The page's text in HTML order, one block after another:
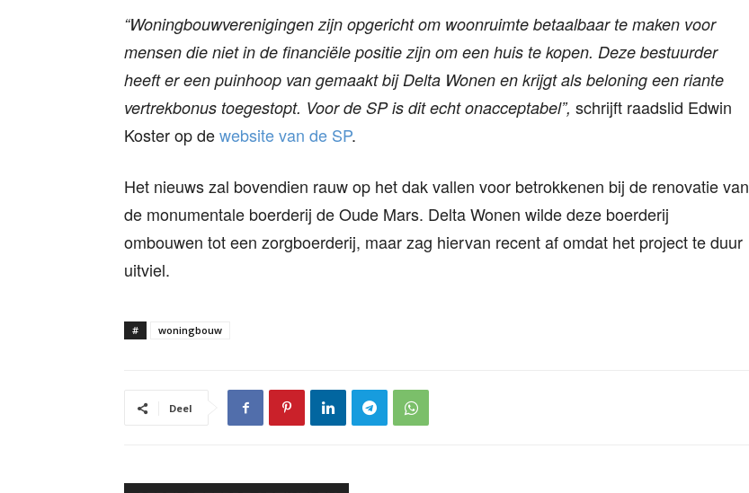
“Woningbouwverenigingen zijn opgericht om woonruimte betaalbaar te maken voor
mensen die niet in de financiële positie zijn om een huis te kopen. Deze bestuurder
heeft er een puinhoop van gemaakt bij Delta Wonen en krijgt als beloning een riante
vertrekbonus toegestopt. Voor de SP is dit echt onacceptabel”, schrijft raadslid Edwin
Koster op dewebsite van de SP.
Het nieuws zal bovendien rauw op het dak vallen voor betrokkenen bij de renovatie van
de monumentale boerderij de Oude Mars. Delta Wonen wilde deze boerderij
ombouwen tot een zorgboerderij, maar zag hiervan recent af omdat het project te duur
uitviel.
# woningbouw
Deel